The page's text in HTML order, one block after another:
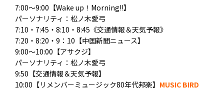
7:00～9:00【Wake up！Morning!!】
パーソナリティ：松ノ木愛弓
7:10・7:45・8:10・8:45《交通情報＆天気予報》
7:20・8:20・9：10【中国新聞ニュース】
9:00～10:00【アサクジ】
パーソナリティ：松ノ木愛弓
9:50【交通情報＆天気予報】
10:00【リメンバーミュージック80年代邦楽】 MUSIC BIRD